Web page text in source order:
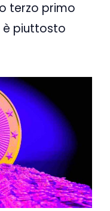
terzo primo
è piuttosto